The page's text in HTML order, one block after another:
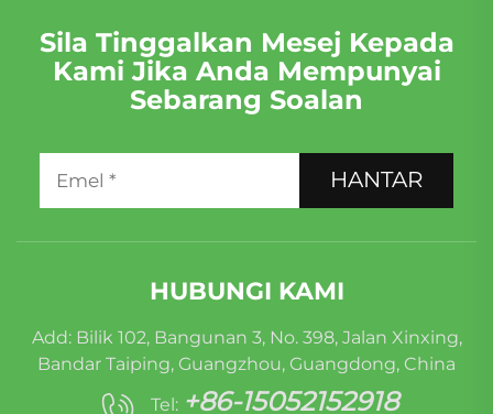
Sila Tinggalkan Mesej Kepada
Kami Jika Anda Mempunyai
Sebarang Soalan
HANTAR
HUBUNGI KAMI
Add: Bilik 102, Bangunan 3, No. 398, Jalan Xinxing,
Bandar Taiping, Guangzhou, Guangdong, China
Tel: +86-15052152918